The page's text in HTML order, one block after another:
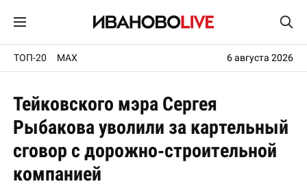
ТОП-20 MAX 6 августа 2026
Тейковского мэра Сергея
Рыбакова уволили за картельный
сговор с дорожно-строительной
компанией